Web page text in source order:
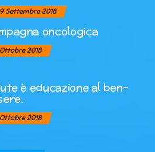
Settembre 2018
oncologica
Ottobre 2018
è educazione al ben-
Ottobre 2018